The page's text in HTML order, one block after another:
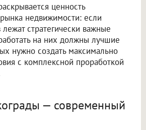
ценность
недвижимости: если
стратегически важные
на них должны лучшие
нужно создать максимально
с комплексной проработкой
— современный